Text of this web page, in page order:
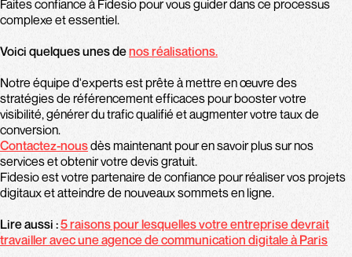
Faites confiance à Fidesio pour vous guider dans ce processus
complexe et essentiel.
Voici quelques unes denos réalisations.
Notre équipe d'experts est prête à mettre en œuvre des
stratégies de référencement efficaces pour booster votre
visibilité, générer du trafic qualifié et augmenter votre taux de
conversion.
Contactez-nousdès maintenant pour en savoir plus sur nos
services et obtenir votre devis gratuit.
Fidesio est votre partenaire de confiance pour réaliser vos projets
digitaux et atteindre de nouveaux sommets en ligne.
Lire aussi :5 raisons pour lesquelles votre entreprise devrait
travailler avec une agence de communication digitale à Paris